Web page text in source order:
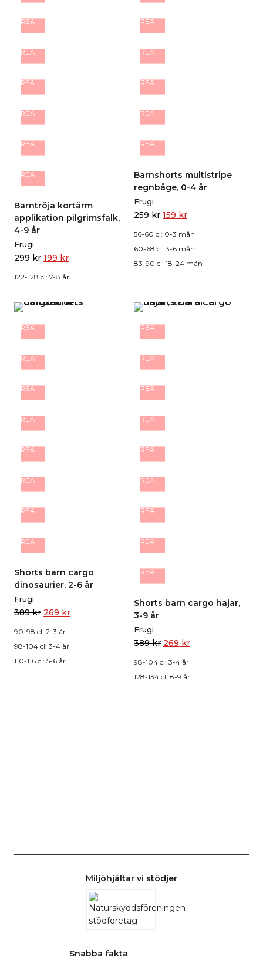
REA
REA
REA
REA
REA
REA
Barntröja kortärm
applikation pilgrimsfalk,
4-9 år
Frugi
299kr 199 kr
122-128 cl: 7-8 år
REA
REA
REA
REA
REA
Barnshorts multistripe
regnbåge, 0-4 år
Frugi
259kr 159 kr
56-60 cl: 0-3 mån
60-68 cl: 3-6 mån
83-90 cl: 18-24 mån
REA
REA
REA
REA
REA
REA
REA
REA
Shorts barn cargo
dinosaurier, 2-6 år
Frugi
389kr 269 kr
90-98 cl: 2-3 år
98-104 cl: 3-4 år
110-116 cl: 5-6 år
REA
REA
REA
REA
REA
REA
REA
REA
REA
Shorts barn cargo hajar,
3-9 år
Frugi
389kr 269 kr
98-104 cl: 3-4 år
128-134 cl: 8-9 år
Miljöhjältar vi stödjer
Snabba fakta